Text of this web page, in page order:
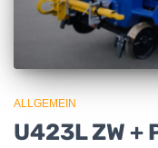
ALLGEMEIN
U423L ZW +